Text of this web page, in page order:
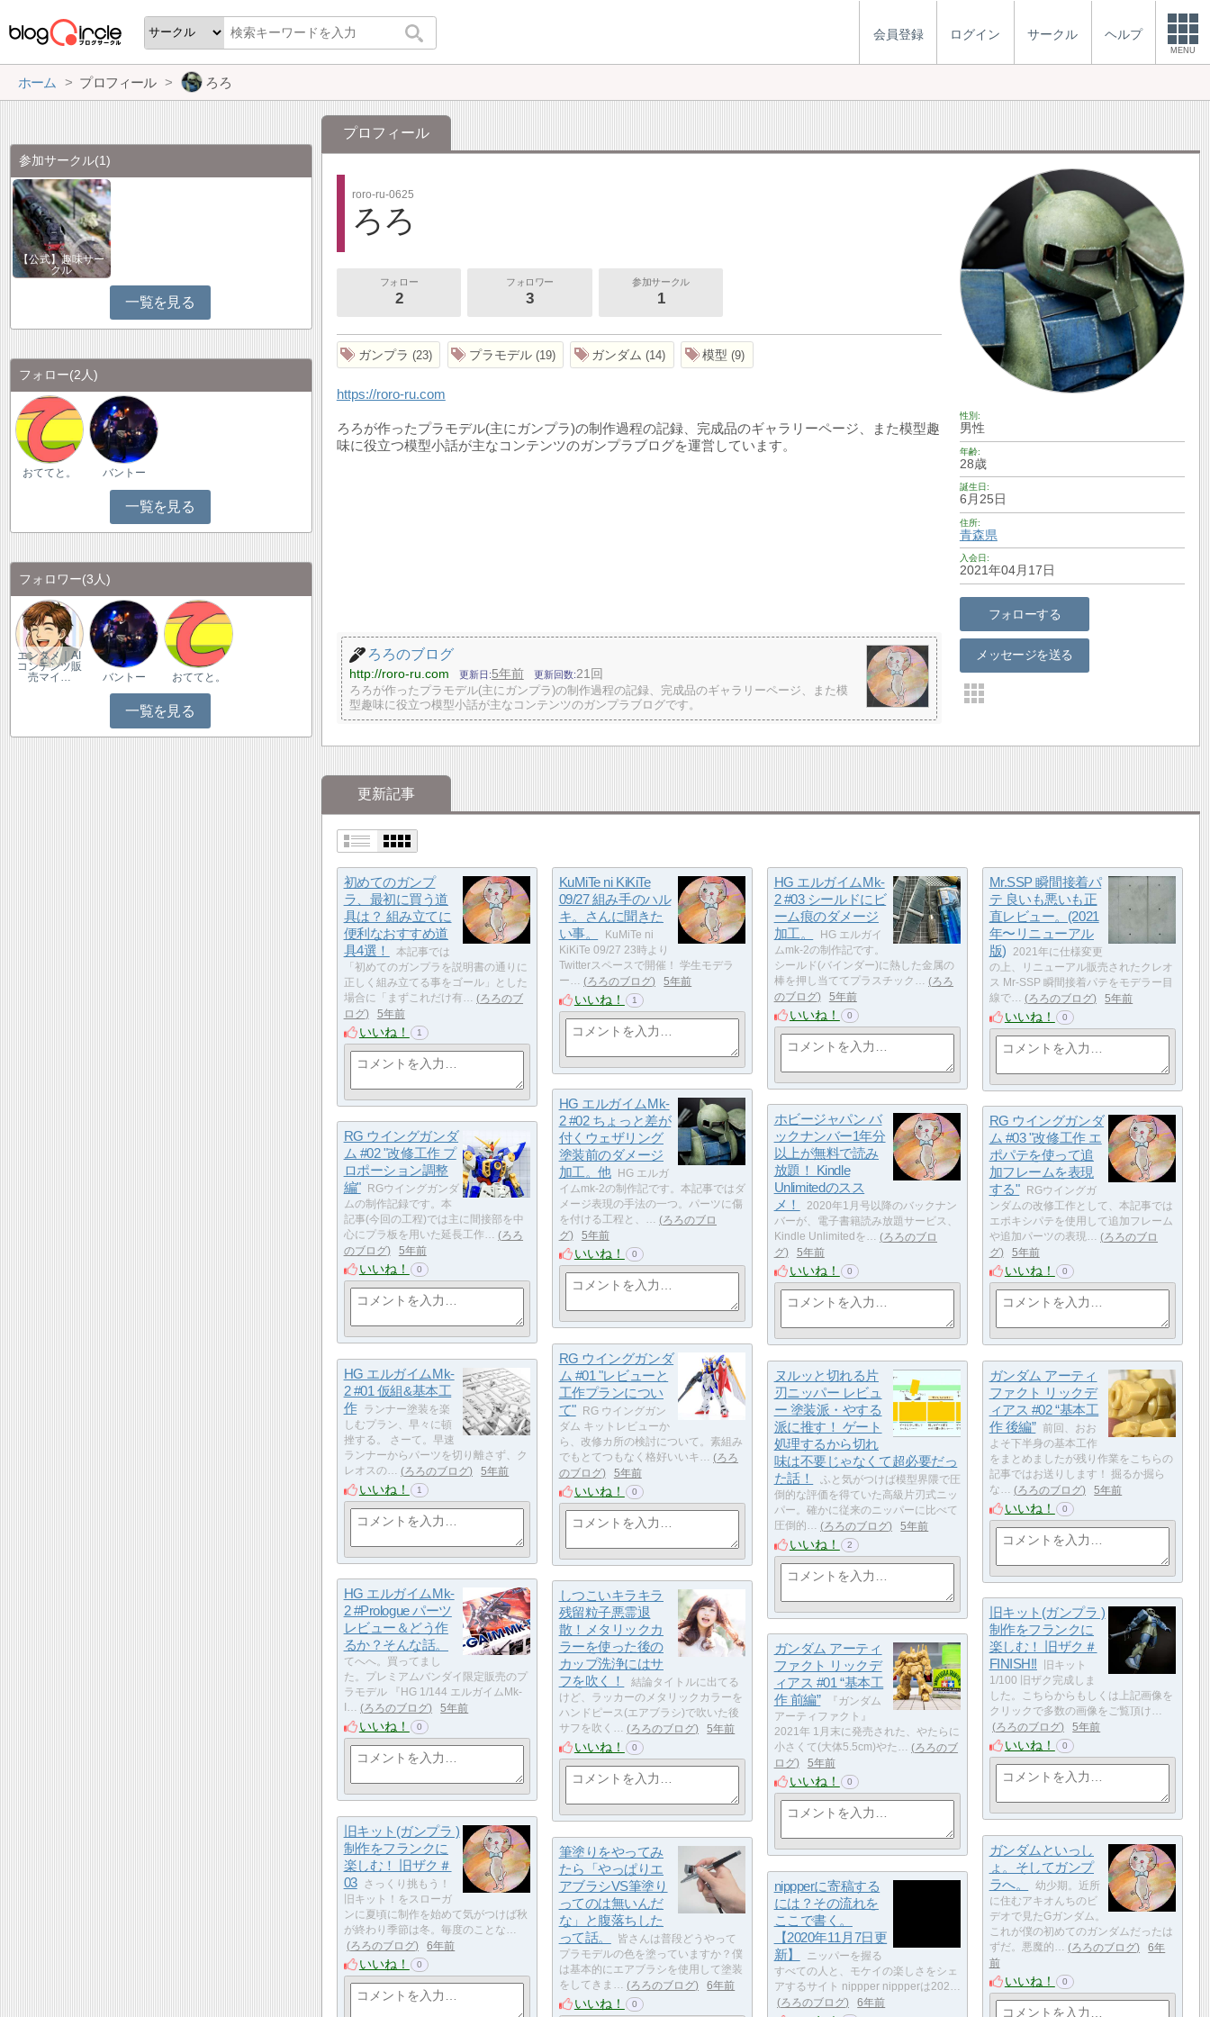
会員登録 ログイン サークル ヘルプ
MENU
ホーム プロフィール ろろ
プロフィール
roro-ru-0625
ろろ
フォロー
2
フォロワー
3
参加サークル
1
性別
男性
年齢
28歳
誕生日
6月25日
住所
青森県
入会日
2021年04月17日
フォローする
メッセージを送る
ガンプラ 23 プラモデル 19 ガンダム 14 模型 9
https://roro-ru.com
ろろが作ったプラモデル(主にガンプラ)の制作過程の記録、完成品のギャラリーページ、また模型趣
味に役立つ模型小話が主なコンテンツのガンプラブログを運営しています。
ろろのブログ
http://roro-ru.com 更新日 5年前 更新回数 21回
ろろが作ったプラモデル(主にガンプラ)の制作過程の記録、完成品のギャラリーページ、また模
型趣味に役立つ模型小話が主なコンテンツのガンプラブログです。
更新記事
初めてのガンプ
ラ、最初に買う道
具は？ 組み立てに
便利なおすすめ道
具4選！
本記事では
「初めてのガンプラを説明書の通りに
正しく組み立てる事をゴール」とした
場合に「まずこれだけ有…
ろろのブ
ログ
5年前
いいね！ 1
KuMiTe ni KiKiTe
09/27 組み手のハル
キ。さんに聞きた
い事。
KuMiTe ni
KiKiTe 09/27 23時より
Twitterスペースで開催！ 学生モデラ
ー…
ろろのブログ 5年前
いいね！ 1
HG エルガイムMk-
2 #03 シールドにビ
ーム痕のダメージ
加工。
HG エルガイ
ムmk-2の制作記です。
シールド(バインダー)に熱した金属の
棒を押し当ててプラスチック…
ろろ
のブログ
5年前
いいね！ 0
Mr.SSP 瞬間接着パ
テ 良いも悪いも正
直レビュー。(2021
年〜リニューアル
版)
2021年に仕様変更
の上、リニューアル販売されたクレオ
ス Mr-SSP 瞬間接着パテをモデラー目
線で…
ろろのブログ 5年前
いいね！ 0
HG エルガイムMk-
2 #02 ちょっと差が
付くウェザリング
塗装前のダメージ
加工。他
HG エルガ
イムmk-2の制作記です。本記事ではダ
メージ表現の手法の一つ。パーツに傷
を付ける工程と、…
ろろのブロ
グ
5年前
いいね！ 0
ホビージャパン バ
ックナンバー1年分
以上が無料で読み
放題！ Kindle
Unlimitedのスス
メ！
2020年1月号以降のバックナン
バーが、電子書籍読み放題サービス、
Kindle Unlimitedを…
ろろのブロ
グ
5年前
いいね！ 0
RG ウイングガンダ
ム #03 "改修工作 エ
ポパテを使って追
加フレームを表現
する"
RGウイングガ
ンダムの改修工作として、本記事では
エポキシパテを使用して追加フレーム
や追加パーツの表現…
ろろのブロ
グ
5年前
いいね！ 0
RG ウイングガンダ
ム #02 "改修工作 プ
ロポーション調整
編"
RGウイングガンダ
ムの制作記録です。本
記事(今回の工程)では主に間接部を中
心にプラ板を用いた延長工作…
ろろ
のブログ
5年前
いいね！ 0
RG ウイングガンダ
ム #01 "レビューと
工作プランについ
て"
RG ウイングガン
ダム キットレビューか
ら、改修カ所の検討について。素組み
でもとてつもなく格好いいキ…
ろろ
のブログ
5年前
いいね！ 0
HG エルガイムMk-
2 #01 仮組&基本工
作
ランナー塗装を楽
しむプラン、早々に頓
挫する。 さーて。早速
ランナーからパーツを切り離さず、ク
レオスの…
ろろのブログ 5年前
いいね！ 1
ヌルッと切れる片
刃ニッパー レビュ
ー 塗装派・やする
派に推す！ ゲート
処理するから切れ
味は不要じゃなくて超必要だっ
た話！
ふと気がつけば模型界隈で圧
倒的な評価を得ていた高級片刃式ニッ
パー。確かに従来のニッパーに比べて
圧倒的…
ろろのブログ 5年前
いいね！ 2
ガンダム アーティ
ファクト リックデ
ィアス #02 “基本工
作 後編”
前回、おお
よそ下半身の基本工作
をまとめましたが残り作業をこちらの
記事ではお送りします！ 掘るか掘ら
な…
ろろのブログ 5年前
いいね！ 0
HG エルガイムMk-
2 #Prologue パーツ
レビュー＆どう作
るか？そんな話。
てへへ。買ってまし
た。プレミアムバンダイ限定販売のプ
ラモデル 『HG 1/144 エルガイムMk-
I…
ろろのブログ 5年前
いいね！ 0
しつこいキラキラ
残留粒子悪霊退
散！メタリックカ
ラーを使った後の
カップ洗浄にはサ
フを吹く！
結論タイトルに出てる
けど、ラッカーのメタリックカラーを
ハンドピース(エアブラシ)で吹いた後
サフを吹く…
ろろのブログ 5年前
いいね！ 0
旧キット(ガンプラ )
制作をフランクに
楽しむ！ 旧ザク＃
FINISH!!
旧キット
1/100 旧ザク完成しま
した。こちらからもしくは上記画像を
クリックで多数の画像をご覧頂け…
ろろのブログ
5年前
いいね！ 0
ガンダム アーティ
ファクト リックデ
ィアス #01 “基本工
作 前編”
『ガンダム
アーティファクト』
2021年 1月末に発売された、やたらに
小さくて(大体5.5cm)やた…
ろろのブ
ログ
5年前
いいね！ 0
旧キット(ガンプラ )
制作をフランクに
楽しむ！ 旧ザク＃
03
さっくり挑もう！
旧キット！をスローガ
ンに夏頃に制作を始めて気がつけば秋
が終わり季節は冬。毎度のことな…
ろろのブログ
6年前
いいね！ 0
ガンダムといっし
ょ。そしてガンプ
ラへ。
幼少期。近所
に住むアキオんちのビ
デオで見たGガンダム。
これが僕の初めてのガンダムだったは
ずだ。悪魔的…
ろろのブログ
6年
前
いいね！ 0
筆塗りをやってみ
たら「やっぱりエ
アブラシVS筆塗り
ってのは無いんだ
な」と腹落ちした
って話。
皆さんは普段どうやって
プラモデルの色を塗っていますか？僕
は基本的にエアブラシを使用して塗装
をしてきま…
ろろのブログ 6年前
いいね！ 0
nippperに寄稿する
には？その流れを
ここで書く。
【2020年11月7日更
新】
ニッパーを握る
すべての人と、モケイの楽しさをシェ
アするサイト nippper nippperは202…
ろろのブログ
6年前
参加サークル(1)
【公式】趣味サー
クル
一覧を見る
フォロー(2人)
おててと。 バントー
一覧を見る
フォロワー(3人)
エンタメ｜AI
コンテンツ販
売マイ…
バントー おててと。
一覧を見る